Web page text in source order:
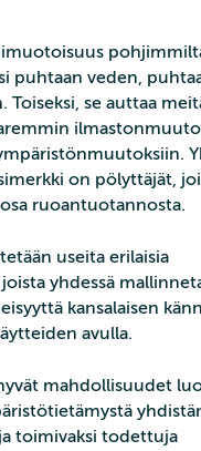
puhtaan veden,
se auttaa
on pölyttäjät,
ruoantuotannosta.
useita erilaisia
yhdessä
kansalaisen
avulla.
mahdollisuudet
toimivaksi todettuja